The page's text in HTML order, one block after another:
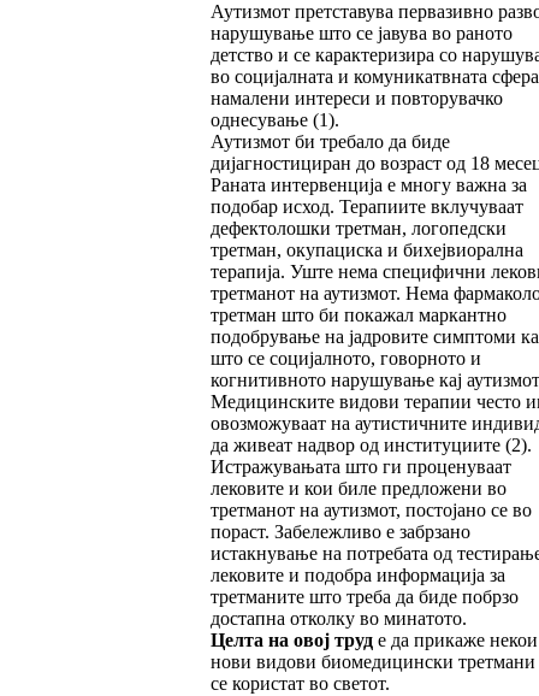
Аутизмот претставува первазивно
нарушување што се јавува во раното
детство и се карактеризира со
во социјалната и комуникатвната
намалени интереси и повторувачко
однесување (1).
Аутизмот би требало да биде
дијагностициран до возраст од 18
Раната интервенција е многу важна за
подобар исход. Терапиите вклучуваат
дефектолошки третман, логопедски
третман, окупациска и бихејвиорална
терапија. Уште нема специфични
третманот на аутизмот. Нема
третман што би покажал маркантно
подобрување на јадровите симптоми
што се социјалното, говорното и
когнитивното нарушување кај
Медицинските видови терапии често
овозможуваат на аутистичните
да живеат надвор од институциите (2).
Истражувањата што ги проценуваат
лековите и кои биле предложени во
третманот на аутизмот, постојано се во
пораст. Забележливо е забрзано
истакнување на потребата од
лековите и подобра информација за
третманите што треба да биде побрзо
достапна отколку во минатото.
Целта на овој труде да прикаже некои
нови видови биомедицински
се користат во светот.